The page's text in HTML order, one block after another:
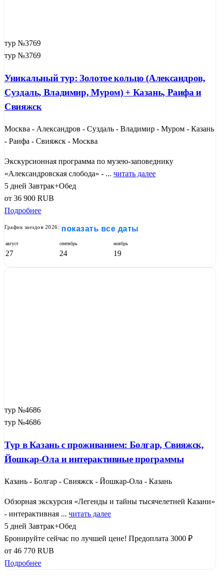
тур №3769
тур №3769
Уникальный тур: Золотое кольцо (Александров,
Суздаль, Владимир, Муром) + Казань, Раифа и
Свияжск
Москва - Александров - Суздаль - Владимир - Муром - Казань
- Раифа - Свияжск - Москва
Экскурсионная программа по музею-заповеднику
«Александровская слобода» - ... читать далее
5 дней Завтрак+Обед
от 36 900 RUB
Подробнее
График заездов 2026: показать все даты
август
27
сентябрь
24
ноябрь
19
тур №4686
тур №4686
Тур в Казань с проживанием: Болгар, Свияжск,
Йошкар-Ола и интерактивные программы
Казань - Болгар - Свияжск - Йошкар-Ола - Казань
Обзорная экскурсия «Легенды и тайны тысячелетней Казани»
- интерактивная ... читать далее
5 дней Завтрак+Обед
Бронируйте сейчас по лучшей цене! Предоплата 3000 ₽
от 46 770 RUB
Подробнее